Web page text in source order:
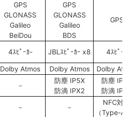
GPS
GLONASS
Galileo
BeiDou
GPS
GLONASS
Galileo
BDS
GPS
4ｽﾋﾟｰｶ- JBLｽﾋﾟｰｶｰ x8 4ｽﾋﾟｰｶ
Dolby Atmos Dolby Atmos Dolby
－
防塵 IP5X
防滴 IPX2
防塵
防滴
－ －
NFC対応
（Type-A/